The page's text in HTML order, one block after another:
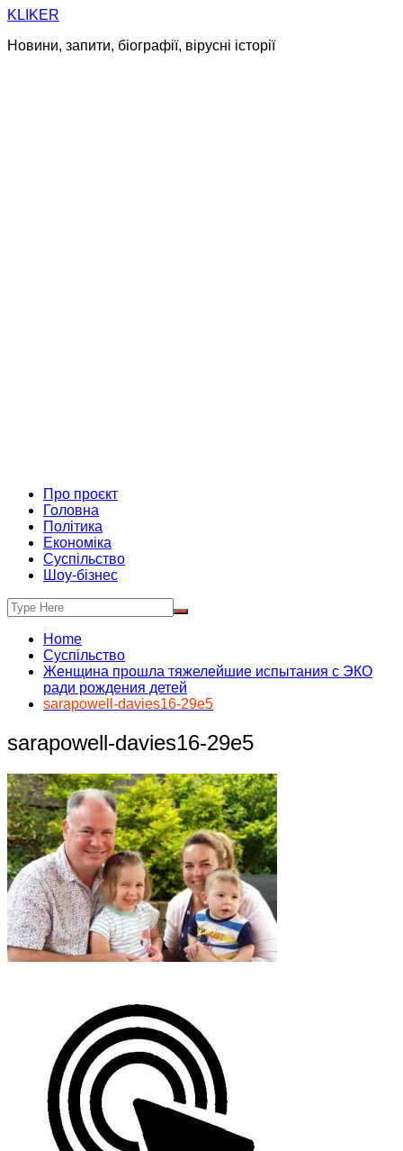
Skip
content
KLIKER
Новини, запити, біографії, вірусні історії
Про проєкт
Головна
Політика
Економіка
Суспільство
Шоу-бізнес
Home
Суспільство
Женщина прошла тяжелейшие испытания с ЭКО
ради рождения детей
sarapowell-davies16-29e5
sarapowell-davies16-29e5